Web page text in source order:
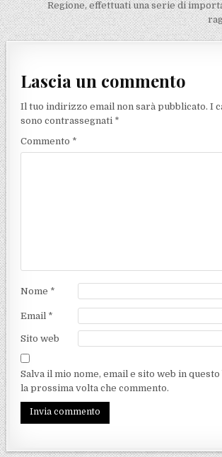
Regione, effettuati una serie di
Lascia un commento
Il tuo indirizzo email non sarà pubblicato. I
sono contrassegnati *
Commento *
Nome *
Email *
Sito web
Salva il mio nome, email e sito web in
la prossima volta che commento.